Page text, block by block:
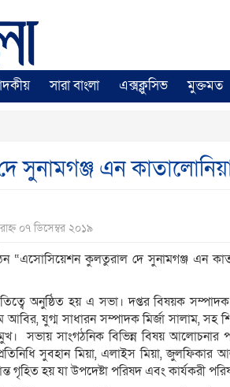
সারা বাংলা এক্সক্লুসিভ মুক্তমত
সুনামগঞ্জ এন
০৭ ডিসেম্বর ২০১৯
“এসোসিয়েশন কুলতুরাল দে সুনামগঞ্জ এন
অনুষ্ঠিত হয় এ সভা। দপ্তর বিষয়ক সম্পাদক
যুগ্ম সাধারন সম্পাদক মির্জা সালাম, সহ
সভায় সাংগঠনিক বিভিন্ন বিষয় আলোচনার
সুবহান মিয়া, এলাইস মিয়া, জুলফিকার
গৃহিত হয় যা উপদেষ্টা পরিষদ এবং কার্যকরী